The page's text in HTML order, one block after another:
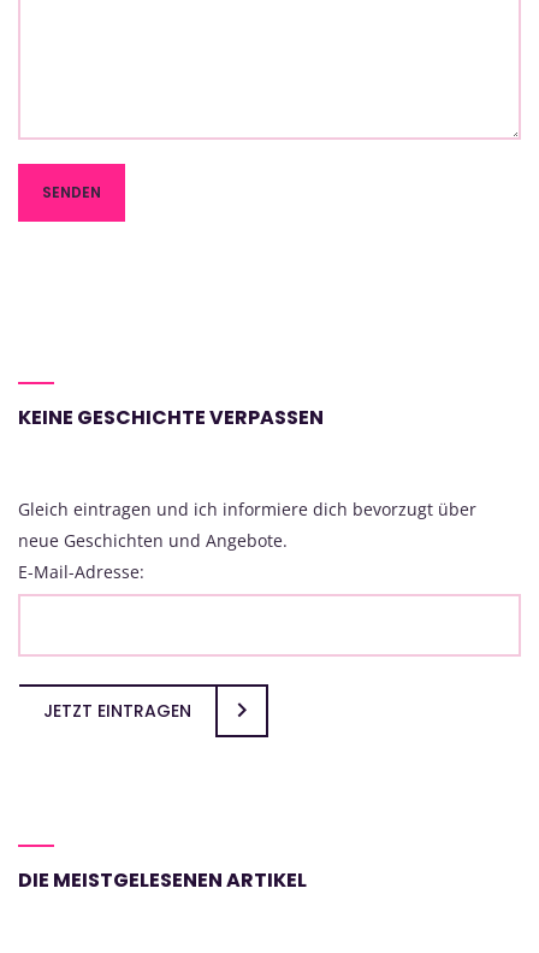
KEINE GESCHICHTE VERPASSEN
Gleich eintragen und ich informiere dich bevorzugt über
neue Geschichten und Angebote.
E-Mail-Adresse:
JETZT EINTRAGEN
DIE MEISTGELESENEN ARTIKEL